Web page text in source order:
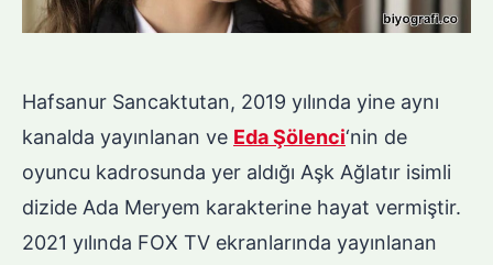
Hafsanur Sancaktutan, 2019 yılında yine aynı
kanalda yayınlanan ve Eda Şölenci‘nin de
oyuncu kadrosunda yer aldığı Aşk Ağlatır isimli
dizide Ada Meryem karakterine hayat vermiştir.
2021 yılında FOX TV ekranlarında yayınlanan